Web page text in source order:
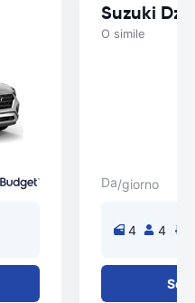
Suzuki
O simile
Da/giorno
4 4